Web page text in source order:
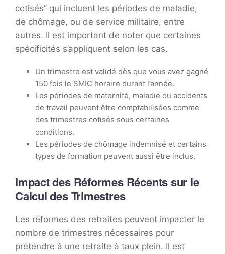
cotisés” qui incluent les périodes de maladie,
de chômage, ou de service militaire, entre
autres. Il est important de noter que certaines
spécificités s’appliquent selon les cas.
Un trimestre est validé dès que vous avez gagné
150 fois le SMIC horaire durant l’année.
Les périodes de maternité, maladie ou accidents
de travail peuvent être comptabilisées comme
des trimestres cotisés sous certaines
conditions.
Les périodes de chômage indemnisé et certains
types de formation peuvent aussi être inclus.
Impact des Réformes Récents sur le
Calcul des Trimestres
Les réformes des retraites peuvent impacter le
nombre de trimestres nécessaires pour
prétendre à une retraite à taux plein. Il est